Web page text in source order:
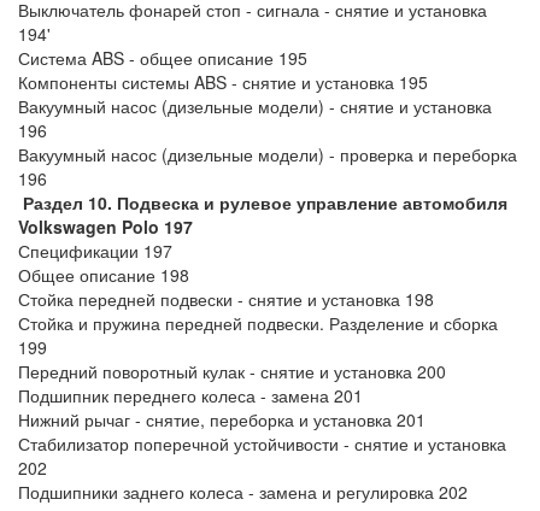
Выключатель фонарей стоп - сигнала - снятие и установка
194'
Система ABS - общее описание 195
Компоненты системы ABS - снятие и установка 195
Вакуумный насос (дизельные модели) - снятие и установка
196
Вакуумный насос (дизельные модели) - проверка и переборка
196
Раздел 10. Подвеска и рулевое управление автомобиля
Volkswagen Polo 197
Спецификации 197
Общее описание 198
Стойка передней подвески - снятие и установка 198
Стойка и пружина передней подвески. Разделение и сборка
199
Передний поворотный кулак - снятие и установка 200
Подшипник переднего колеса - замена 201
Нижний рычаг - снятие, переборка и установка 201
Стабилизатор поперечной устойчивости - снятие и установка
202
Подшипники заднего колеса - замена и регулировка 202